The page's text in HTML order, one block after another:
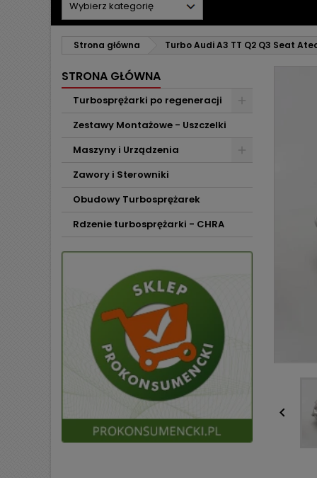
Strona główna Turbo Audi A3 TT Q2 Q3 Seat
STRONA GŁÓWNA
Turbosprężarki po regeneracji
Zestawy Montażowe - Uszczelki
Maszyny i Urządzenia
Zawory i Sterowniki
Obudowy Turbosprężarek
Rdzenie turbosprężarki - CHRA
